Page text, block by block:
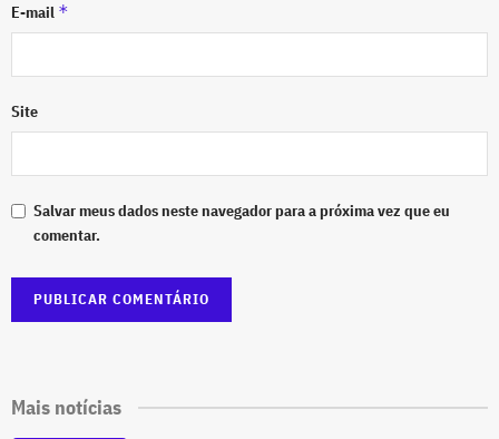
E-mail *
Site
Salvar meus dados neste navegador para a próxima vez que eu
comentar.
Mais notícias